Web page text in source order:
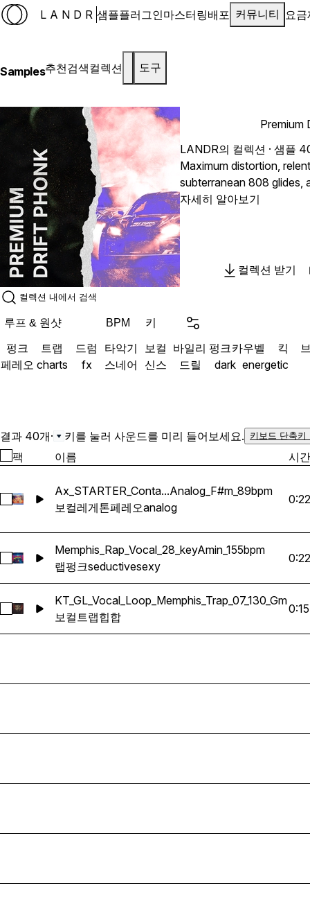
LANDR 샘플플러그인마스터링배포 커뮤니티 요금
Samples추천검색컬렉션 도구
Premium
LANDR의 컬렉션 · 샘플
Maximum distortion,
subterranean 808 glides,
inspired vocal chops.
designed to recreate the
through the mix, giving
build heavy, high-
digital underground.
자세히 알아보기
컬렉션 받기
루프 & 원샷 BPM 키
펑크 트랩 드럼 타악기 보컬 바일리 펑크카우벨 킥
페레오 charts fx 스네어 신스 드릴 dark energetic
결과 40개· 키를 눌러 사운드를 미리 들어보세요. 키보드 단축키
팩 이름 시간
Ax_STARTER_Contacto_VOCAL
Ax_STARTER_Conta...Analog_F#m_89bpm
보컬레게톤페레오analog
0:22
Memphis_Rap_Vocal_28_keyAmin_155bpm 선택
Memphis_Rap_Vocal_28_keyAmin_155bpm
랩펑크seductivesexy
0:22
KT_GL_Vocal_Loop_Memphis_Trap_07_130_Gm 선택
KT_GL_Vocal_Loop_Memphis_Trap_07_130_Gm
보컬트랩힙합
0:15